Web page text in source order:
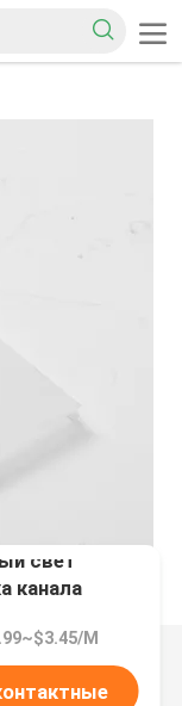
свет
канала
M